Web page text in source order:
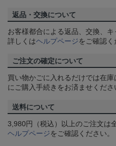
返品・交換について
お客様都合による返品、交換、キ
詳しくはヘルプページをご確認く
ご注文の確定について
買い物かごに入れるだけでは在
にご購入手続きをお済ませくださ
送料について
3,980円（税込）以上のご注文は
ヘルプページをご確認ください。